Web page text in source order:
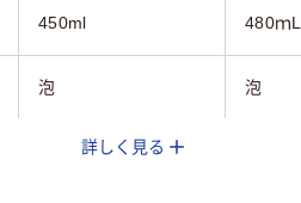
450ml 480ｍL
泡 泡
弱アルカリ性
詳しく見る